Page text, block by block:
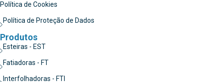
Política de Cookies
Política de Proteção de Dados
Produtos
Esteiras - EST
Fatiadoras - FT
Interfolhadoras - FTI